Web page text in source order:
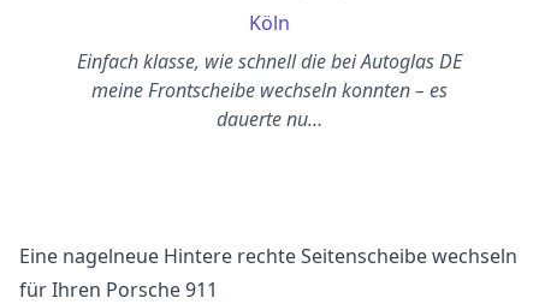
Köln
Einfach klasse, wie schnell die bei Autoglas DE
meine Frontscheibe wechseln konnten – es
dauerte nu…
Eine nagelneue Hintere rechte Seitenscheibe wechseln
für Ihren Porsche 911